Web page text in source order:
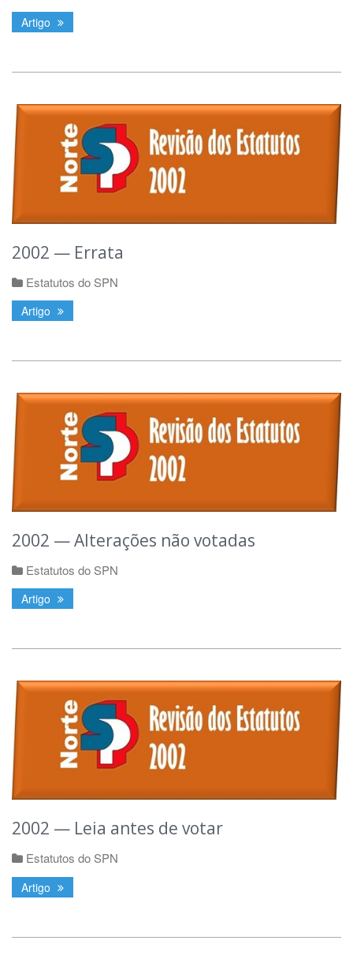
Artigo
2002 — Errata
Estatutos do SPN
Artigo
2002 — Alterações não votadas
Estatutos do SPN
Artigo
2002 — Leia antes de votar
Estatutos do SPN
Artigo